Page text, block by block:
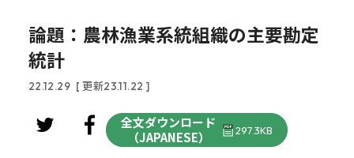
論題：農林漁業系統組織の主要勘定
統計
22.12.29 [ 更新23.11.22 ]
全文ダウンロード
（JAPANESE）
297.3KB